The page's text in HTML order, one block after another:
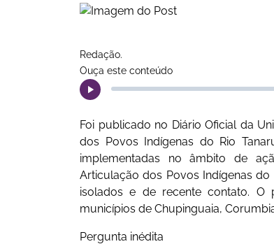
Redação.
Ouça este conteúdo
Foi publicado no Diário Oficial da
dos Povos Indígenas do Rio
implementadas no âmbito de
Articulação dos Povos Indígenas
isolados e de recente contato. O
municípios de Chupinguaia,
Pergunta inédita